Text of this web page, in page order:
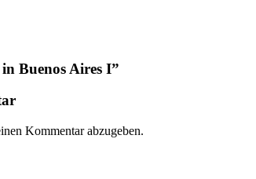
in Buenos Aires I”
Kommentar abzugeben.